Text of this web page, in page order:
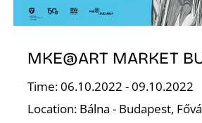
MKE@ART MARKET
Time: 06.10.2022 - 09.10.2022
Location: Bálna - Budapest,